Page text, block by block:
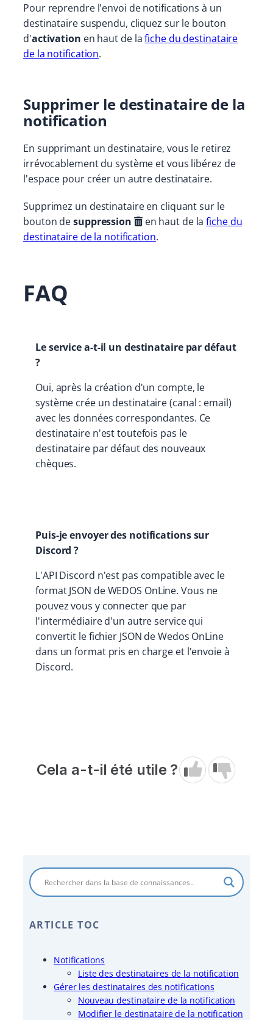
Pour reprendre l'envoi de notifications à un
destinataire suspendu, cliquez sur le bouton
d'activation en haut de lafiche du destinataire
de la notification.
Supprimer le destinataire de la
notification
En supprimant un destinataire, vous le retirez
irrévocablement du système et vous libérez de
l'espace pour créer un autre destinataire.
Supprimez un destinataire en cliquant sur le
bouton desuppression en haut de lafiche du
destinataire de la notification.
FAQ
Le service a-t-il un destinataire par défaut
?
Oui, après la création d'un compte, le
système crée un destinataire (canal : email)
avec les données correspondantes. Ce
destinataire n'est toutefois pas le
destinataire par défaut des nouveaux
chèques.
Puis-je envoyer des notifications sur
Discord ?
L'API Discord n'est pas compatible avec le
format JSON de WEDOS OnLine. Vous ne
pouvez vous y connecter que par
l'intermédiaire d'un autre service qui
convertit le fichier JSON de Wedos OnLine
dans un format pris en charge et l'envoie à
Discord.
Cela a-t-il été utile ?
ARTICLE TOC
Notifications
Liste des destinataires de la notification
Gérer les destinataires des notifications
Nouveau destinataire de la notification
Modifier le destinataire de la notification